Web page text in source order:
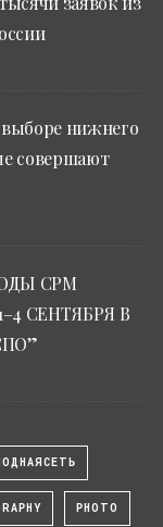
нижнего
совершают
CPM
СЕНТЯБРЯ В
PHOTO